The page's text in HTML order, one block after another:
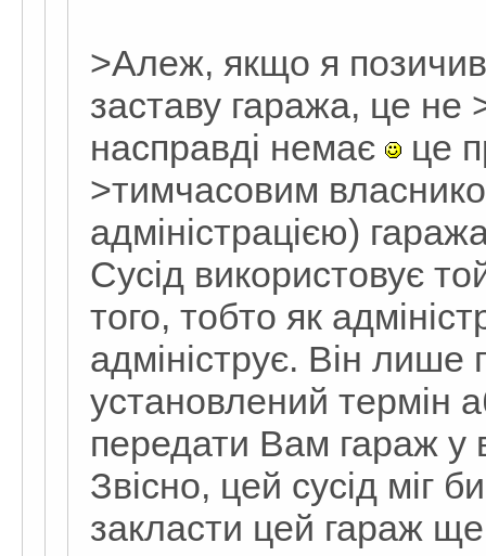
>Алеж, якщо я позичив
заставу гаража, це не
насправді немає
це
>тимчасовим
адміністрацією)
Сусід використовує
того, тобто як
адмініструє. Він лише
установлений термін
передати Вам гараж у
Звісно, цей сусід міг
закласти цей гараж